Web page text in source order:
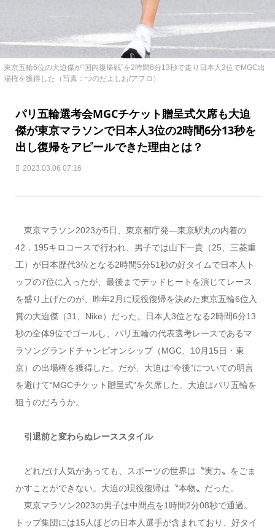
東京五輪6位の大迫傑が“国内復帰戦”を2時間6分13秒で走り日本人3位でMGC出
場権を獲得した（写真：つのだよしお/アフロ）
パリ五輪選考会MGCチケット贈呈式欠席も大迫
傑が東京マラソンで日本人3位の2時間6分13秒を
出し復帰をアピールできた理由とは？
2023.03.06 07:16
東京マラソン2023が5日、東京都庁発―東京駅丸の内着の
42．195キロコースで行われ、男子では山下一貴（25、三菱重
工）が日本歴代3位となる2時間5分51秒の好タイムで日本人ト
ップの7位に入ったが、最後までデッドヒートを演じてレース
を盛り上げたのが、昨年2月に現役復帰を決めた東京五輪6位入
賞の大迫傑（31、Nike）だった。日本人3位となる2時間6分13
秒の全体9位でゴールし、パリ五輪の代表選考レースであるマ
ラソングランドチャンピオンシップ（MGC、10月15日・東
京）の出場権を獲得した。だが、大迫は”今後”についての明言
を避けて“MGCチケット贈呈式”を欠席した。大迫はパリ五輪を
狙うのだろうか。
引退前と変わらぬレーススタイル
どれだけ人気があっても、スポーツの世界は〝実力〟をごま
かすことができない。大迫の現役復帰は〝本物〟だった。
東京マラソン2023の男子は中間点を1時間2分08秒で通過。
トップ集団には15人ほどの日本人選手が含まれており、好タイ